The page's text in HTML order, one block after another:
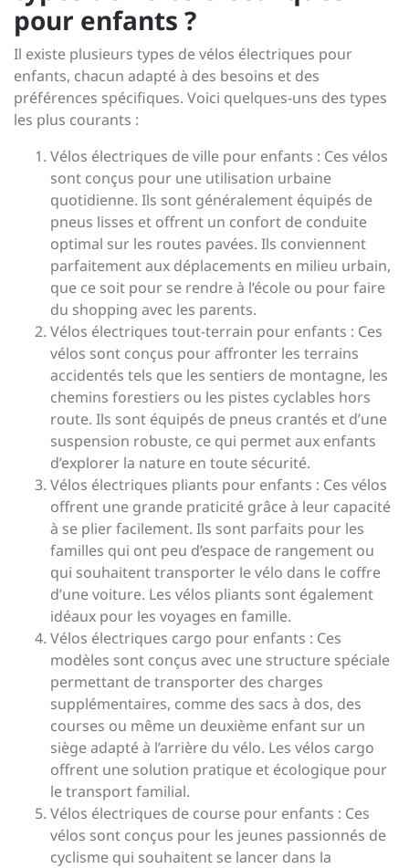
pour enfants ?
Il existe plusieurs types de vélos électriques pour
enfants, chacun adapté à des besoins et des
préférences spécifiques. Voici quelques-uns des types
les plus courants :
Vélos électriques de ville pour enfants : Ces vélos
sont conçus pour une utilisation urbaine
quotidienne. Ils sont généralement équipés de
pneus lisses et offrent un confort de conduite
optimal sur les routes pavées. Ils conviennent
parfaitement aux déplacements en milieu urbain,
que ce soit pour se rendre à l’école ou pour faire
du shopping avec les parents.
Vélos électriques tout-terrain pour enfants : Ces
vélos sont conçus pour affronter les terrains
accidentés tels que les sentiers de montagne, les
chemins forestiers ou les pistes cyclables hors
route. Ils sont équipés de pneus crantés et d’une
suspension robuste, ce qui permet aux enfants
d’explorer la nature en toute sécurité.
Vélos électriques pliants pour enfants : Ces vélos
offrent une grande praticité grâce à leur capacité
à se plier facilement. Ils sont parfaits pour les
familles qui ont peu d’espace de rangement ou
qui souhaitent transporter le vélo dans le coffre
d’une voiture. Les vélos pliants sont également
idéaux pour les voyages en famille.
Vélos électriques cargo pour enfants : Ces
modèles sont conçus avec une structure spéciale
permettant de transporter des charges
supplémentaires, comme des sacs à dos, des
courses ou même un deuxième enfant sur un
siège adapté à l’arrière du vélo. Les vélos cargo
offrent une solution pratique et écologique pour
le transport familial.
Vélos électriques de course pour enfants : Ces
vélos sont conçus pour les jeunes passionnés de
cyclisme qui souhaitent se lancer dans la